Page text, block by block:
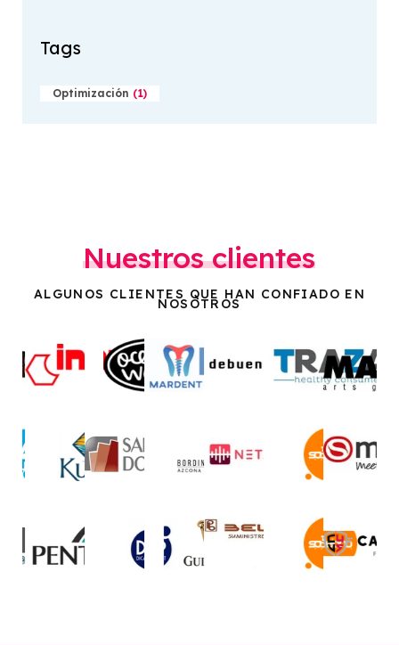
Tags
Optimización (1)
Nuestros clientes
ALGUNOS CLIENTES QUE HAN CONFIADO EN
NOSOTROS